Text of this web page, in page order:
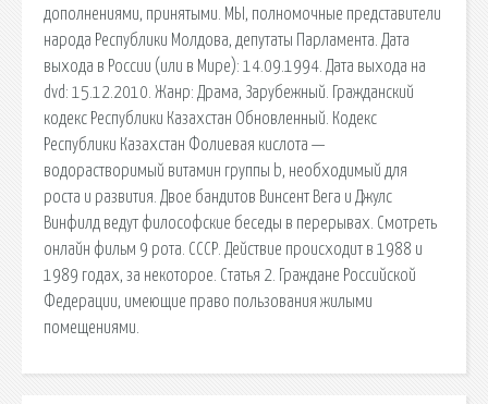
дополнениями, принятыми. МЫ, полномочные представители
народа Республики Молдова, депутаты Парламента. Дата
выхода в России (или в Мире): 14.09.1994. Дата выхода на
dvd: 15.12.2010. Жанр: Драма, Зарубежный. Гражданский
кодекс Республики Казахстан Обновленный. Кодекс
Республики Казахстан Фолиевая кислота —
водорастворимый витамин группы b, необходимый для
роста и развития. Двое бандитов Винсент Вега и Джулс
Винфилд ведут философские беседы в перерывах. Смотреть
онлайн фильм 9 рота. СССР. Действие происходит в 1988 и
1989 годах, за некоторое. Статья 2. Граждане Российской
Федерации, имеющие право пользования жилыми
помещениями.